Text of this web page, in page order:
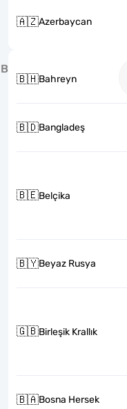
🇦🇿Azerbaycan
B
🇧🇭Bahreyn
🇧🇩Bangladeş
🇧🇪Belçika
🇧🇾Beyaz Rusya
🇬🇧Birleşik Krallık
🇧🇦Bosna Hersek